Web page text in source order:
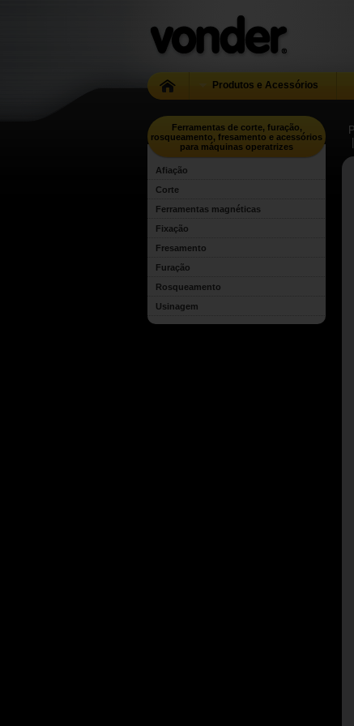
Produtos e Acessórios
Ferramentas de corte, furação,
rosqueamento, fresamento e acessórios
para máquinas operatrizes
Afiação
Corte
Ferramentas magnéticas
Fixação
Fresamento
Furação
Rosqueamento
Usinagem